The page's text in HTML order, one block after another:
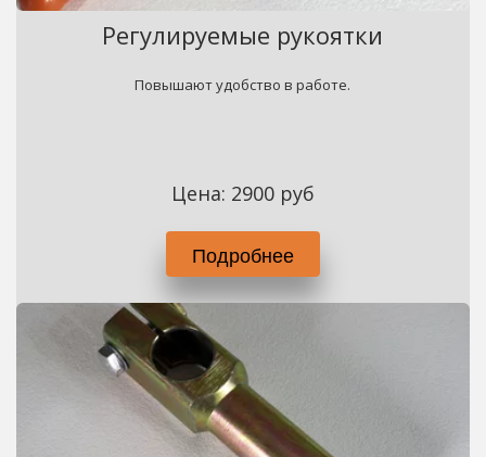
Регулируемые рукоятки
Повышают удобство в работе.
Цена: 2900 руб
Подробнее